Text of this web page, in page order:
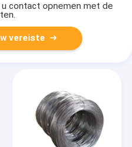
contact opnemen met de
vereiste